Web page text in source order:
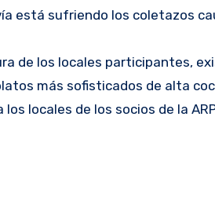
está sufriendo los coletazos
de los locales participantes,
más sofisticados de alta
locales de los socios de la